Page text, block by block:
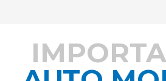
DÉCOUVREZ